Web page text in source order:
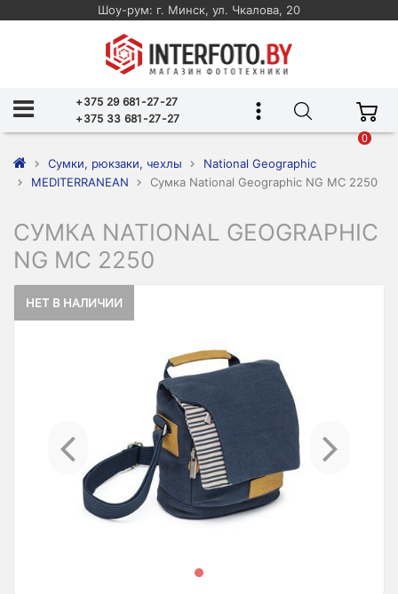
Шоу-рум: г. Минск, ул. Чкалова, 20
+375 29 681-27-27
+375 33 681-27-27
0
Сумки, рюкзаки, чехлы
National Geographic
MEDITERRANEAN
Сумка National Geographic NG MC 2250
СУМКА NATIONAL GEOGRAPHIC
NG MC 2250
НЕТ В НАЛИЧИИ
Previous